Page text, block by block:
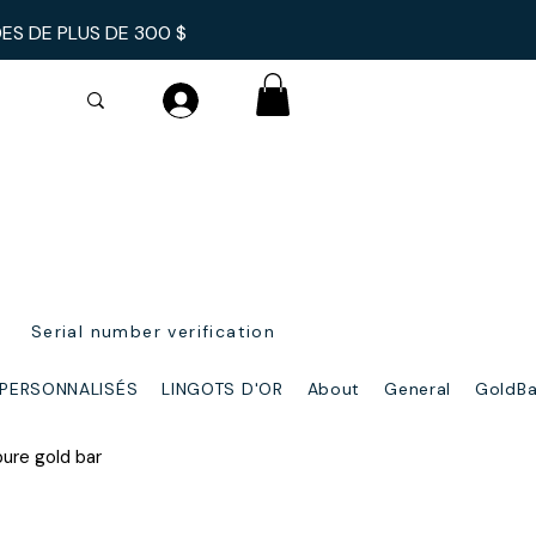
DE PLUS DE 300 $
Serial number verification
LINGOTS D'OR About General
gold bar